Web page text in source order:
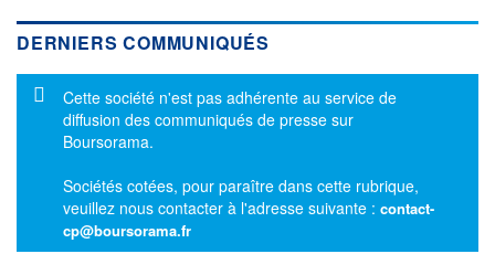
DERNIERS COMMUNIQUÉS
Message d'information
Cette société n'est pas adhérente au service de
diffusion des communiqués de presse sur
Boursorama.
Sociétés cotées, pour paraître dans cette rubrique,
veuillez nous contacter à l'adresse suivante : contact-
cp@boursorama.fr